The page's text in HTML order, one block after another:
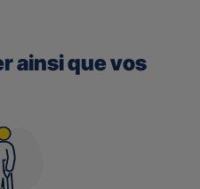
ainsi que vos